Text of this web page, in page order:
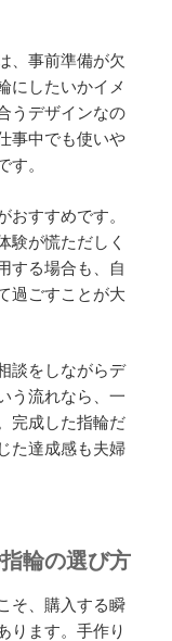
、事前準備が欠
にしたいかイメ
うデザインなの
事中でも使いや
す。
おすすめです。
験が慌ただしく
する場合も、自
過ごすことが大
談をしながらデ
う流れなら、一
完成した指輪だ
た達成感も夫婦
輪の選び方
そ、購入する瞬
ります。手作り